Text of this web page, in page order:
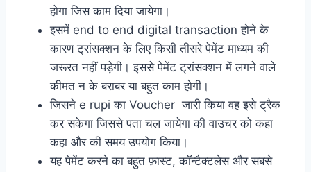
होगा जिस काम दिया जायेगा।
इसमें end to end digital transaction होने के
कारण ट्रांसक्शन के लिए किसी तीसरे पेमेंट माध्यम की
जरूरत नहीं पड़ेगी। इससे पेमेंट ट्रांसक्शन में लगने वाले
कीमत न के बराबर या बहुत काम होगी।
जिसने e rupi का Voucher जारी किया वह इसे ट्रैक
कर सकेगा जिससे पता चल जायेगा की वाउचर को कहा
कहा और की समय उपयोग किया।
यह पेमेंट करने का बहुत फ़ास्ट, कॉन्टैक्टलेस और सबसे